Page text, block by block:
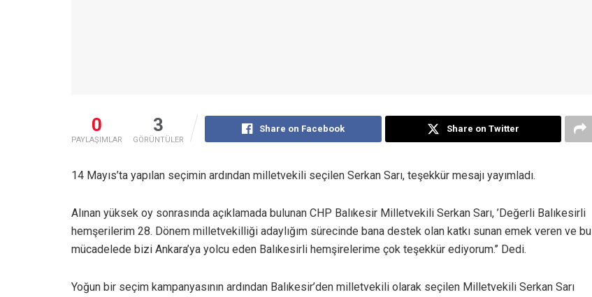
0
PAYLAŞIMLAR
3
GÖRÜNTÜLER
Share on Facebook Share on Twitter
14 Mayıs’ta yapılan seçimin ardından milletvekili seçilen Serkan Sarı, teşekkür mesajı yayımladı.
Alınan yüksek oy sonrasında açıklamada bulunan CHP Balıkesir Milletvekili Serkan Sarı, ’Değerli Balıkesirli
hemşerilerim 28. Dönem milletvekilliği adaylığım sürecinde bana destek olan katkı sunan emek veren ve bu
mücadelede bizi Ankara’ya yolcu eden Balıkesirli hemşirelerime çok teşekkür ediyorum.’’ Dedi.
Yoğun bir seçim kampanyasının ardından Balıkesir’den milletvekili olarak seçilen Milletvekili Serkan Sarı